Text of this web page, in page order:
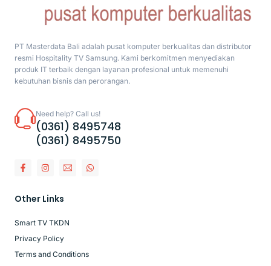
PT Masterdata Bali adalah pusat komputer berkualitas dan distributor
resmi Hospitality TV Samsung. Kami berkomitmen menyediakan
produk IT terbaik dengan layanan profesional untuk memenuhi
kebutuhan bisnis dan perorangan.
Need help? Call us!
(0361) 8495748
(0361) 8495750
Other Links
Smart TV TKDN
Privacy Policy
Terms and Conditions